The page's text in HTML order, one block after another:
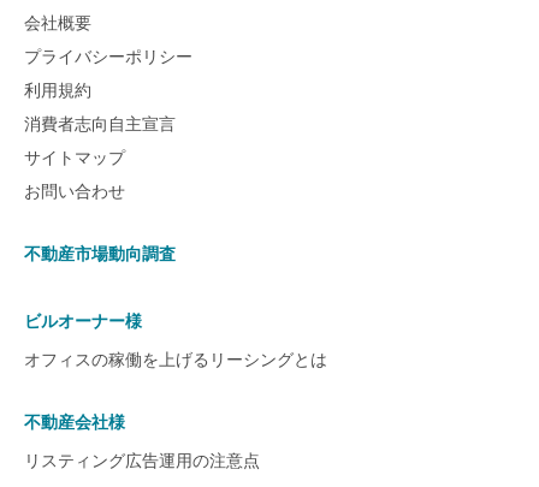
会社概要
プライバシーポリシー
利用規約
消費者志向自主宣言
サイトマップ
お問い合わせ
不動産市場動向調査
ビルオーナー様
オフィスの稼働を上げるリーシングとは
不動産会社様
リスティング広告運用の注意点